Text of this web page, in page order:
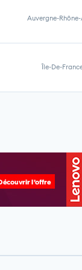
Auvergne-
Île-De-